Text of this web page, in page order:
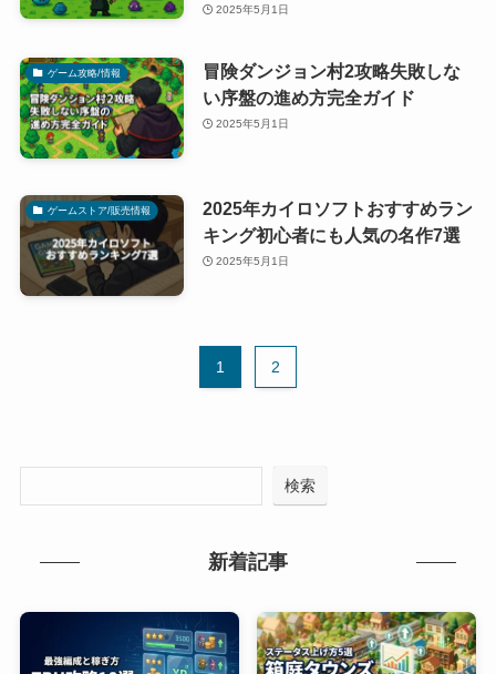
2025年5月1日
ゲーム攻略/情報
冒険ダンジョン村2攻略失敗しな
い序盤の進め方完全ガイド
2025年5月1日
ゲームストア/販売情報
2025年カイロソフトおすすめラン
キング初心者にも人気の名作7選
2025年5月1日
1 2
検索
新着記事